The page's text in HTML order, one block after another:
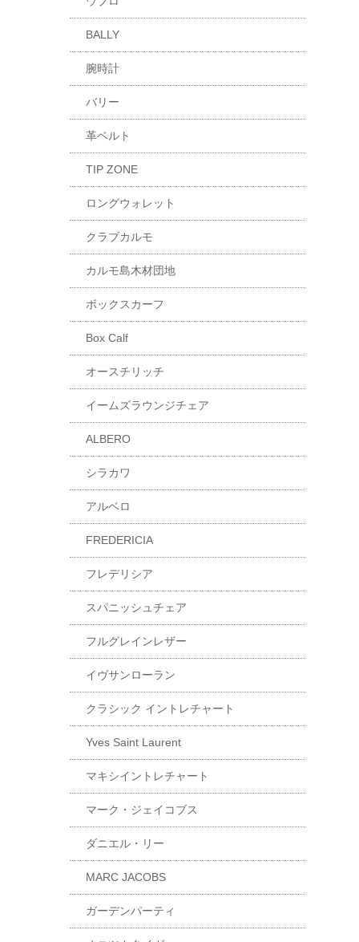
BALLY
腕時計
バリー
革ベルト
TIP ZONE
ロングウォレット
クラブカルモ
カルモ島木材団地
ボックスカーフ
Box Calf
オースチリッチ
イームズラウンジチェア
ALBERO
シラカワ
アルベロ
FREDERICIA
フレデリシア
スパニッシュチェア
フルグレインレザー
イヴサンローラン
クラシック イントレチャート
Yves Saint Laurent
マキシイントレチャート
マーク・ジェイコブス
ダニエル・リー
MARC JACOBS
ガーデンパーティ